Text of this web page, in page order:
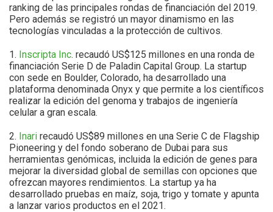
ranking de las principales rondas de financiación del 2019.
Pero además se registró un mayor dinamismo en las
tecnologías vinculadas a la protección de cultivos.
1. Inscripta Inc. recaudó US$125 millones en una ronda de
financiación Serie D de Paladin Capital Group. La startup
con sede en Boulder, Colorado, ha desarrollado una
plataforma denominada Onyx y que permite a los científicos
realizar la edición del genoma y trabajos de ingeniería
celular a gran escala.
2. Inari recaudó US$89 millones en una Serie C de Flagship
Pioneering y del fondo soberano de Dubai para sus
herramientas genómicas, incluida la edición de genes para
mejorar la diversidad global de semillas con opciones que
ofrezcan mayores rendimientos. La startup ya ha
desarrollado pruebas en maíz, soja, trigo y tomate y apunta
a lanzar varios productos en el 2021.